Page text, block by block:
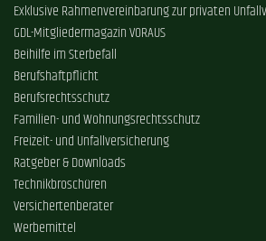
Exklusive Rahmenvereinbarung zur privaten
GDL-Mitgliedermagazin VORAUS
Beihilfe im Sterbefall
Berufshaftpflicht
Berufsrechtsschutz
Familien- und Wohnungsrechtsschutz
Freizeit- und Unfallversicherung
Ratgeber & Downloads
Technikbroschüren
Versichertenberater
Werbemittel